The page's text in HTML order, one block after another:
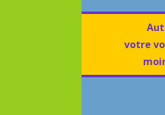
votre